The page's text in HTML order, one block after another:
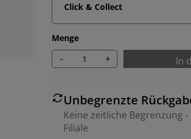
Click & Collect
Menge
- + In
Unbegrenzte
Keine zeitliche Begrenzung -
Filiale